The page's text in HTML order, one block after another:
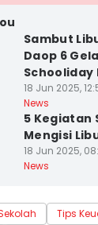
Sambut
Daop 6
Schooliday
Muda
18 Jun 2025,
News
5 Kegiatan
Mengisi
18 Jun 2025,
News
Tips